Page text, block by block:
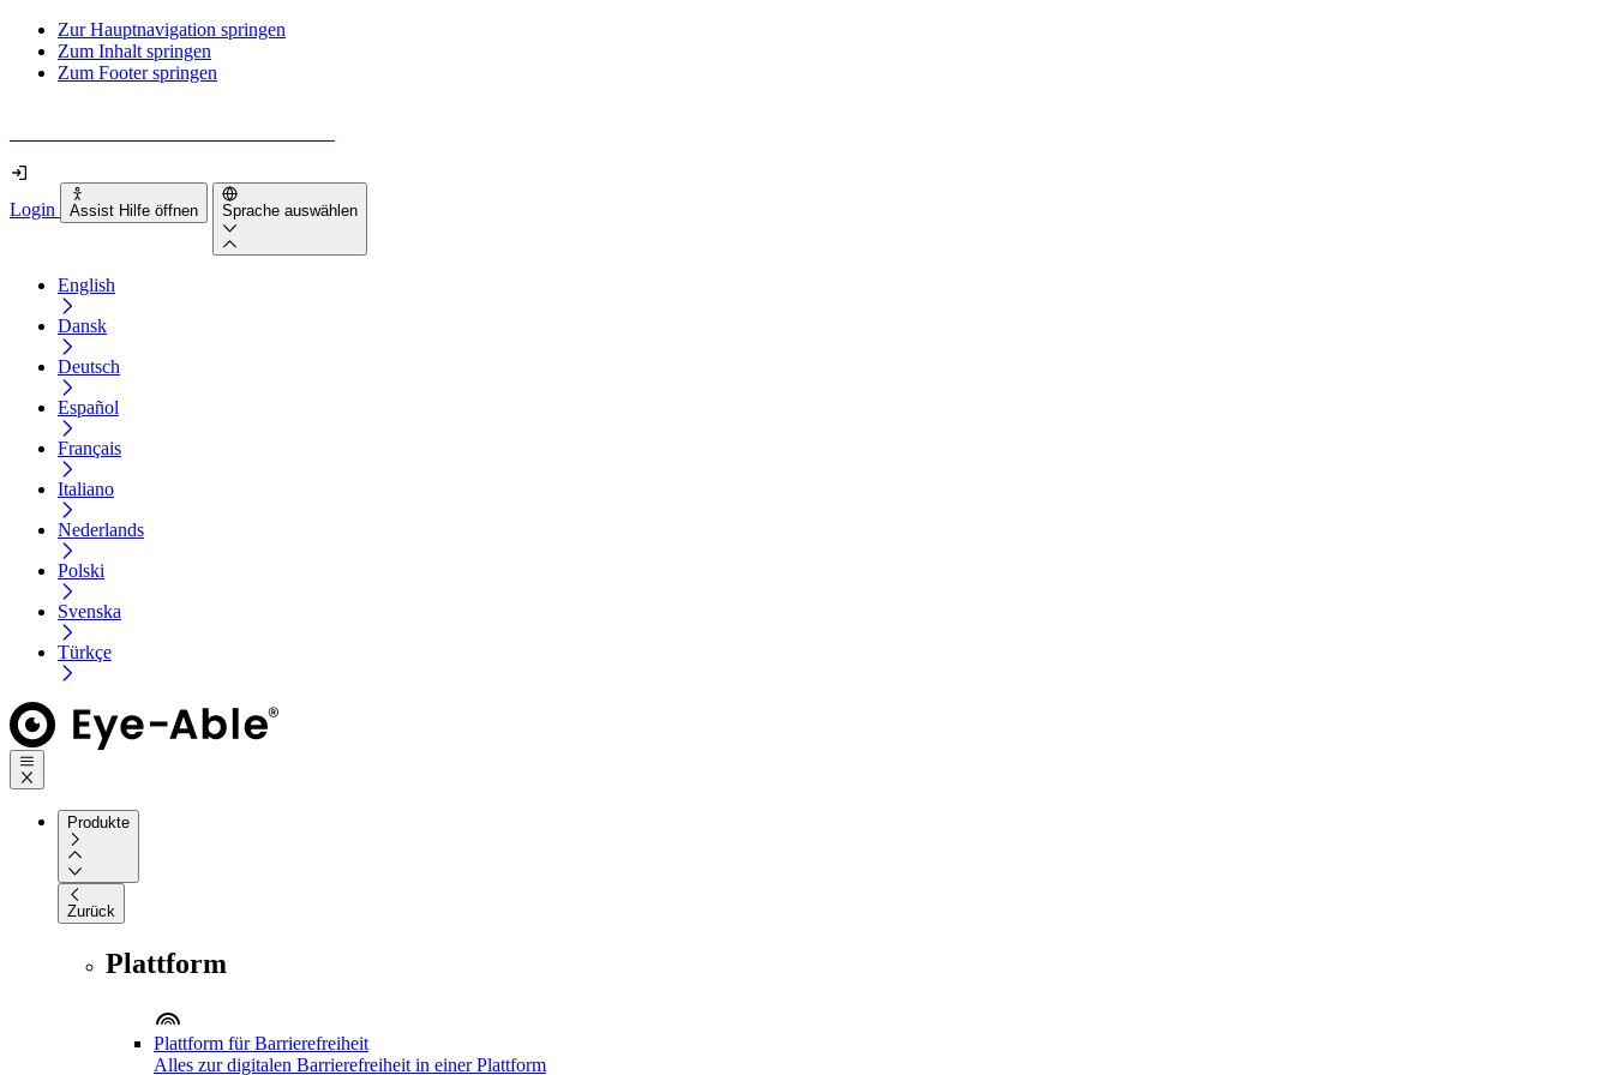
Zur Hauptnavigation springen
Zum Inhalt springen
Zum Footer springen
Login Assist Hilfe öffnen Sprache auswählen
English
Dansk
Deutsch
Español
Français
Italiano
Nederlands
Polski
Svenska
Türkçe
Produkte
Zurück
Plattform
Plattform für Barrierefreiheit
Alles zur digitalen Barrierefreiheit in einer Plattform